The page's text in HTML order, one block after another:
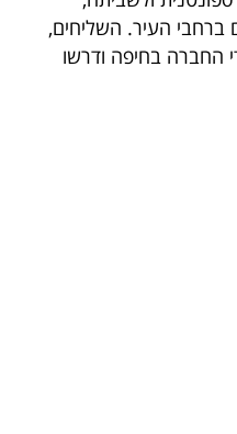
העיר. השליחים,
החברה בחיפה ודרשו